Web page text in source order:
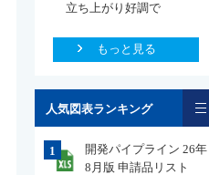
立ち上がり好調で
もっと見る
人気図表ランキング
1
開発パイプライン 26年
8月版 申請品リスト